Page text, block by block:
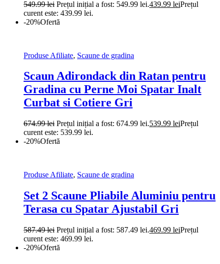
549.99lei Prețul inițial a fost: 549.99 lei.439.99 leiPrețul
curent este: 439.99 lei.
-20%Ofertă
Produse Afiliate, Scaune de gradina
Scaun Adirondack din Ratan pentru
Gradina cu Perne Moi Spatar Inalt
Curbat si Cotiere Gri
674.99lei Prețul inițial a fost: 674.99 lei.539.99 leiPrețul
curent este: 539.99 lei.
-20%Ofertă
Produse Afiliate, Scaune de gradina
Set 2 Scaune Pliabile Aluminiu pentru
Terasa cu Spatar Ajustabil Gri
587.49lei Prețul inițial a fost: 587.49 lei.469.99 leiPrețul
curent este: 469.99 lei.
-20%Ofertă